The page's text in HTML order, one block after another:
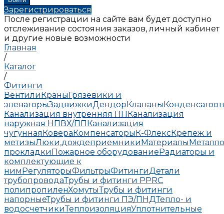
Зарегистрироваться
После регистрации на сайте вам будет доступно
отслеживание состояния заказов, личный кабинет
и другие новые возможности
Главная
/
Каталог
/
Фитинги
ВентилиКраныГрязевики и
элеваторыЗадвижкиДендорКлапаны
Канализация внутренняя ППКанализация
наружная НПВХ/ППКанализация
чугуннаяКовераКомпенсаторыК-ФлексКрепеж и
метизыЛюки,дождеприемникиМатериалы
прокладкиПожарное оборудованиеРадиаторы и
комплектующие к
нимРегуляторыФильтрыФитингиДетали
трубопроводаТрубы и фитинги PPRC
полипропиленХомутыТрубы и фитинги
напорныеТрубы и фитинги ПЭ/ПНДТепло- и
водосчетчикиТеплоизоляцияУплотнительные